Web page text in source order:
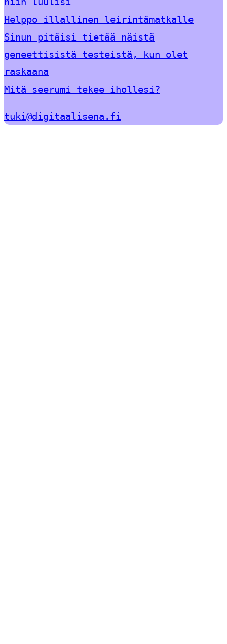
Helppo illallinen leirintämatkalle
Sinun pitäisi tietää näistä
geneettisistä testeistä, kun olet
raskaana
Mitä seerumi tekee ihollesi?
tuki@digitaalisena.fi